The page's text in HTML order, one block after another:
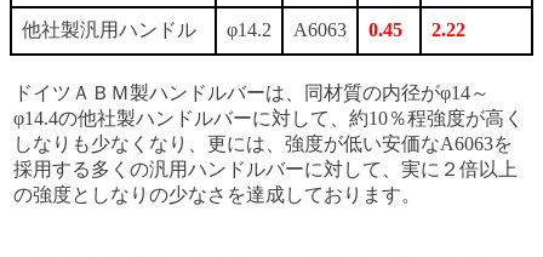
他社製汎用ハンドル φ14.2 A6063 0.45 2.22
ドイツＡＢＭ製ハンドルバーは、同材質の内径がφ14～
φ14.4の他社製ハンドルバーに対して、約10％程強度が高く
しなりも少なくなり、更には、強度が低い安価なA6063を
採用する多くの汎用ハンドルバーに対して、実に２倍以上
の強度としなりの少なさを達成しております。